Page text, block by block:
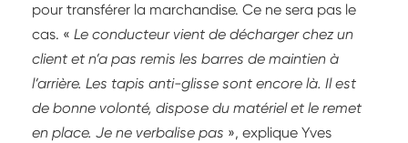
pour transférer la marchandise. Ce ne sera pas le
cas. « Le conducteur vient de décharger chez un
client et n’a pas remis les barres de maintien à
l’arrière. Les tapis anti-glisse sont encore là. Il est
de bonne volonté, dispose du matériel et le remet
en place. Je ne verbalise pas », explique Yves